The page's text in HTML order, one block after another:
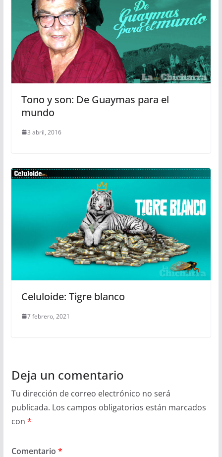
Tono y son: De Guaymas para el
mundo
3 abril, 2016
Celuloide: Tigre blanco
7 febrero, 2021
Deja un comentario
Tu dirección de correo electrónico no será
publicada. Los campos obligatorios están marcados
con *
Comentario *